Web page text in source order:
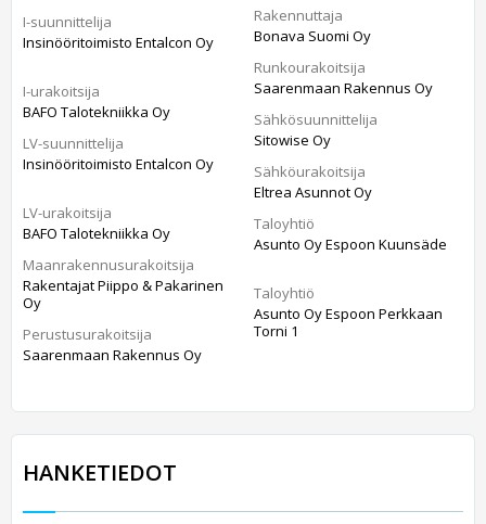
I-suunnittelija
Insinööritoimisto Entalcon Oy
I-urakoitsija
BAFO Talotekniikka Oy
LV-suunnittelija
Insinööritoimisto Entalcon Oy
LV-urakoitsija
BAFO Talotekniikka Oy
Maanrakennusurakoitsija
Rakentajat Piippo & Pakarinen
Oy
Perustusurakoitsija
Saarenmaan Rakennus Oy
Rakennuttaja
Bonava Suomi Oy
Runkourakoitsija
Saarenmaan Rakennus Oy
Sähkösuunnittelija
Sitowise Oy
Sähköurakoitsija
Eltrea Asunnot Oy
Taloyhtiö
Asunto Oy Espoon Kuunsäde
Taloyhtiö
Asunto Oy Espoon Perkkaan
Torni 1
HANKETIEDOT